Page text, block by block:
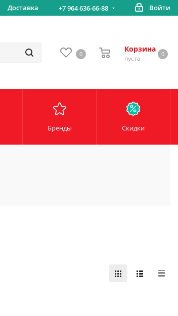
Доставка +7 964 636-66-88 Войти
0
Корзина
пуста
0
Бренды Скидки